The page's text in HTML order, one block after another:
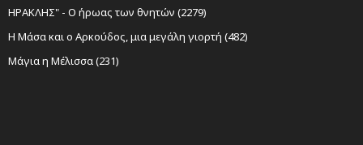
ΗΡΑΚΛΗΣ" - Ο ήρωας των θνητών (2279)
Η Μάσα και ο Αρκούδος, μια μεγάλη γιορτή (482)
Μάγια η Μέλισσα (231)